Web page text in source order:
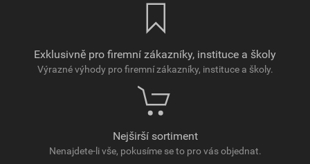
Exklusivně pro firemní zákazníky, instituce a školy
Výrazné výhody pro firemní zákazníky, instituce a školy.
Nejširší sortiment
Nenajdete-li vše, pokusíme se to pro vás objednat.